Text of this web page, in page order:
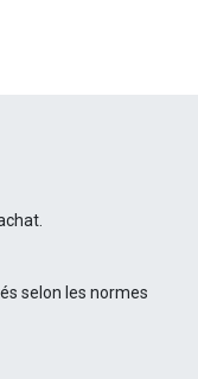
selon les normes